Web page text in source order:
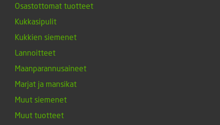
Osastottomat tuotteet
Kukkasipulit
Kukkien siemenet
Lannoitteet
Maanparannusaineet
Marjat ja mansikat
Muut siemenet
Muut tuotteet